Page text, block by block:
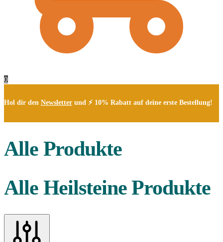
0
Hol dir den Newsletter und ⚡ 10% Rabatt auf deine erste Bestellung!
Alle Produkte
Alle Heilsteine Produkte